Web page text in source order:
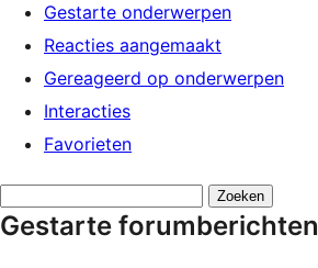
Gestarte onderwerpen
Reacties aangemaakt
Gereageerd op onderwerpen
Interacties
Favorieten
zoeken:
Gestarte forumberichten